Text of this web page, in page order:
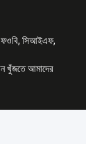
সিআইএফ,
খুঁজতে আমাদের